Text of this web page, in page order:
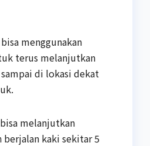
menggunakan
terus melanjutkan
di lokasi dekat
melanjutkan
berjalan kaki sekitar 5